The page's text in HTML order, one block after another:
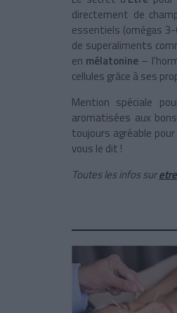
directement de
essentiels (omégas
de superaliments
en mélatonine –
cellules grâce à ses
Mention spéciale
aromatisées aux
toujours agréable
vous le dit !
Toutes les infos sur